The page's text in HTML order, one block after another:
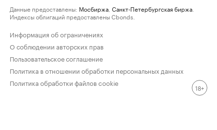
Данные предоставлены: Мосбиржа Санкт-Петербургская биржа
Индексы облигаций предоставлены Cbonds.
Информация об ограничениях
О соблюдении авторских прав
Пользовательское соглашение
Политика в отношении обработки персональных данных
Политика обработки файлов cookie
18+